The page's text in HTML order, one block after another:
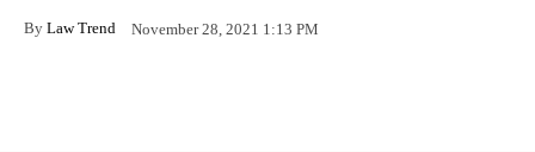
By Law Trend November 28, 2021 1:13 PM